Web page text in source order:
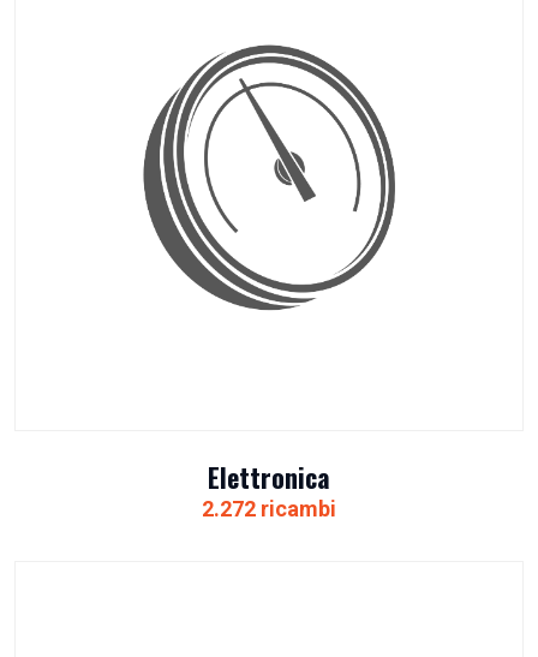
Elettronica
2.272 ricambi